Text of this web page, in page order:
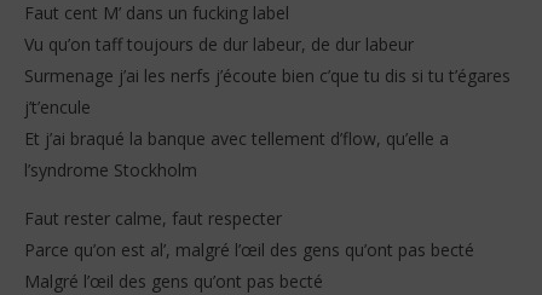
Faut cent M’ dans un fucking label
Vu qu’on taff toujours de dur labeur, de dur labeur
Surmenage j’ai les nerfs j’écoute bien c’que tu dis si tu t’égares
j’t’encule
Et j’ai braqué la banque avec tellement d’flow, qu’elle a
l’syndrome Stockholm
Faut rester calme, faut respecter
Parce qu’on est al’, malgré l’œil des gens qu’ont pas becté
Malgré l’œil des gens qu’ont pas becté